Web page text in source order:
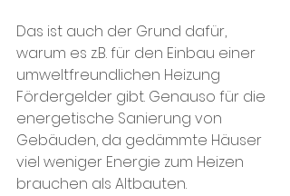
Das ist auch der Grund dafür,
warum es z.B. für den Einbau einer
umweltfreundlichen Heizung
Fördergelder gibt. Genauso für die
energetische Sanierung von
Gebäuden, da gedämmte Häuser
viel weniger Energie zum Heizen
brauchen als Altbauten.